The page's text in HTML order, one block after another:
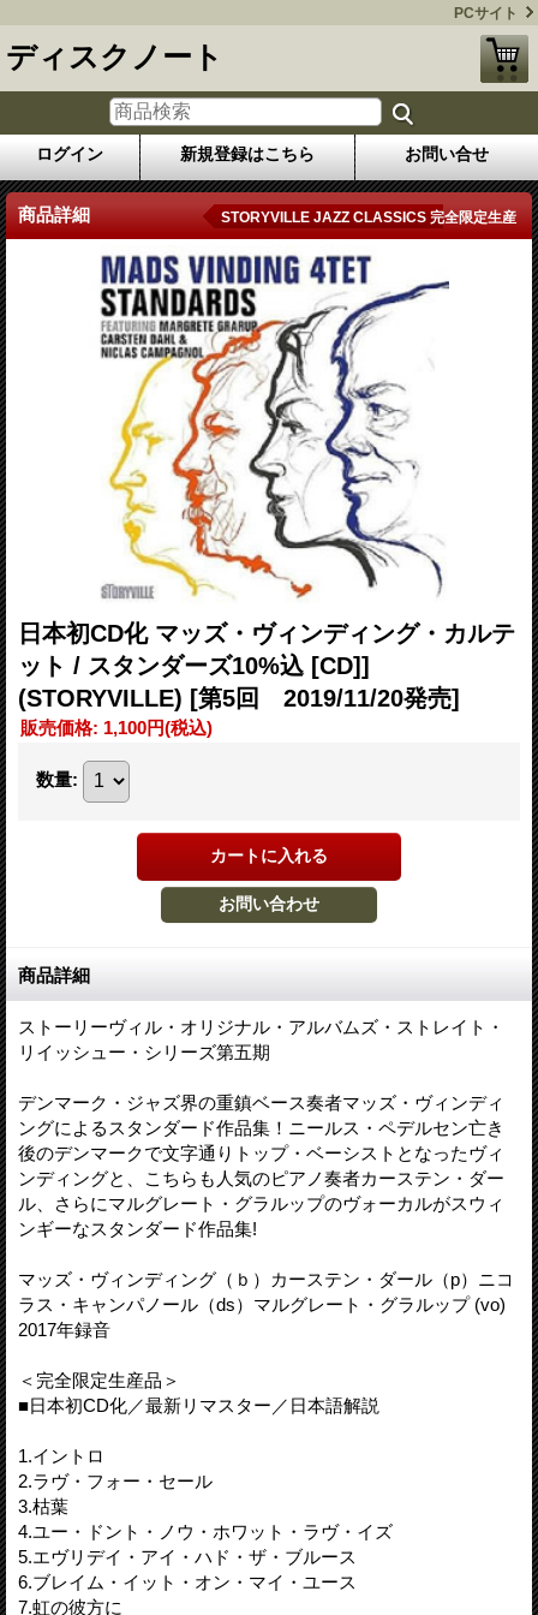
PCサイト
ディスクノート
ログイン 新規登録はこちら お問い合せ
商品詳細 STORYVILLE JAZZ CLASSICS 完全限定生産
日本初CD化 マッズ・ヴィンディング・カルテ
ット / スタンダーズ10%込 [CD]]
(STORYVILLE) [第5回 2019/11/20発売]
販売価格: 1,100円(税込)
数量:
商品詳細
ストーリーヴィル・オリジナル・アルバムズ・ストレイト・
リイッシュー・シリーズ第五期
デンマーク・ジャズ界の重鎮ベース奏者マッズ・ヴィンディ
ングによるスタンダード作品集！ニールス・ペデルセン亡き
後のデンマークで文字通りトップ・ベーシストとなったヴィ
ンディングと、こちらも人気のピアノ奏者カーステン・ダー
ル、さらにマルグレート・グラルップのヴォーカルがスウィ
ンギーなスタンダード作品集!
マッズ・ヴィンディング（ｂ）カーステン・ダール（p）ニコ
ラス・キャンパノール（ds）マルグレート・グラルップ (vo)
2017年録音
＜完全限定生産品＞
■日本初CD化／最新リマスター／日本語解説
1.イントロ
2.ラヴ・フォー・セール
3.枯葉
4.ユー・ドント・ノウ・ホワット・ラヴ・イズ
5.エヴリデイ・アイ・ハド・ザ・ブルース
6.ブレイム・イット・オン・マイ・ユース
7.虹の彼方に